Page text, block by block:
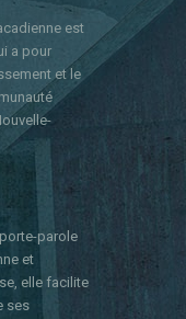
est
a pour
et le
parole
et
elle facilite
ses